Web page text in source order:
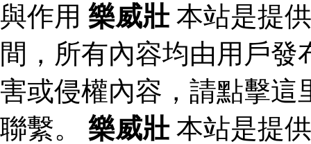
與作用 樂威壯本站是提
間，所有內容均由用戶
害或侵權內容，請點擊這
聯繫。 樂威壯本站是提